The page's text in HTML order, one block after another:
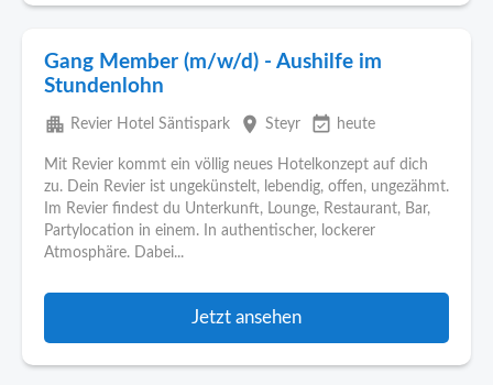
Gang Member (m/w/d) - Aushilfe im
Stundenlohn
apartment Revier Hotel Säntispark place Steyr event_available heute
Mit Revier kommt ein völlig neues Hotelkonzept auf dich
zu. Dein Revier ist ungekünstelt, lebendig, offen, ungezähmt.
Im Revier findest du Unterkunft, Lounge, Restaurant, Bar,
Partylocation in einem. In authentischer, lockerer
Atmosphäre. Dabei...
Jetzt ansehen